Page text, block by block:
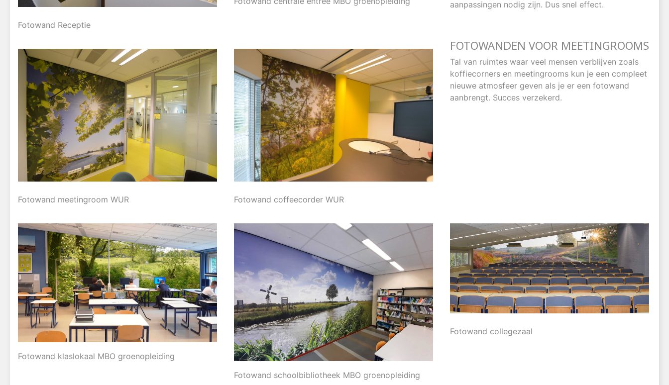
Fotowand Receptie
aanpassingen nodig zijn. Dus snel effect.
Fotowand meetingroom WUR Fotowand coffeecorder WUR
FOTOWANDEN VOOR MEETINGROOMS
Tal van ruimtes waar veel mensen verblijven zoals
koffiecorners en meetingrooms kun je een compleet
nieuwe atmosfeer geven als je er een fotowand
aanbrengt. Succes verzekerd.
Fotowand klaslokaal MBO groenopleiding
Fotowand schoolbibliotheek MBO groenopleiding
Fotowand collegezaal